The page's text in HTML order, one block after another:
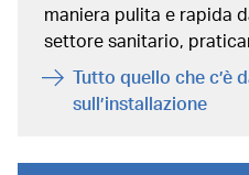
maniera pulita e rapida
settore sanitario,
Tutto quello che c’è
sull’installazione